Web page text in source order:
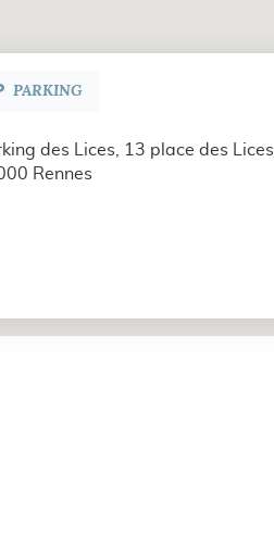
PARKING
des Lices, 13 place des Lices,
Rennes